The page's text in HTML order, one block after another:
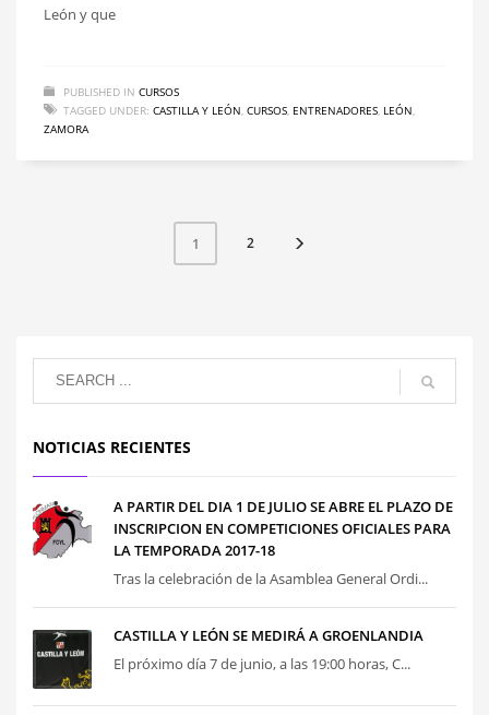
León y que
PUBLISHED IN CURSOS
TAGGED UNDER: CASTILLA Y LEÓN CURSOS ENTRENADORES LEÓN
ZAMORA
1 2
NOTICIAS RECIENTES
A PARTIR DEL DIA 1 DE JULIO SE ABRE EL PLAZO DE
INSCRIPCION EN COMPETICIONES OFICIALES PARA
LA TEMPORADA 2017-18
Tras la celebración de la Asamblea General Ordi...
CASTILLA Y LEÓN SE MEDIRÁ A GROENLANDIA
El próximo día 7 de junio, a las 19:00 horas, C...